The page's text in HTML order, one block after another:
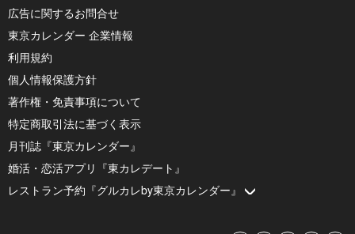
広告に関するお問合せ
東京カレンダー 企業情報
利用規約
個人情報保護方針
著作権・免責事項について
特定商取引法に基づく表示
月刊誌『東京カレンダー』
婚活・恋活アプリ『東カレデート』
レストラン予約『グルカレby東京カレンダー』